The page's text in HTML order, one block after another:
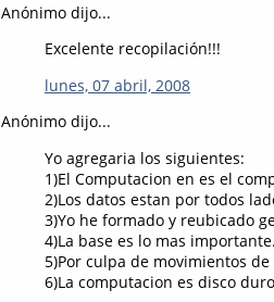
Anónimo dijo...
Excelente recopilación!!!
lunes, 07 abril, 2008
Anónimo dijo...
Yo agregaria los siguientes:
1)El Computacion en es el
2)Los datos estan por todos
3)Yo he formado y reubicado
4)La base es lo mas
5)Por culpa de movimientos
6)La computacion es disco